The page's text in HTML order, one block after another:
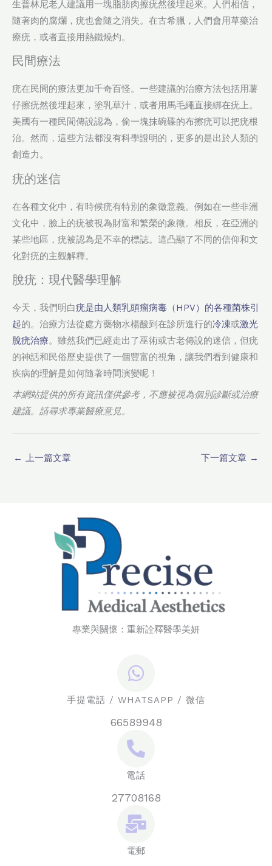
生普林尼老人建議用一塊脂肪肉擦疣然後埋起來。人們相信，
隨著肉的腐爛，疣也會隨之消失。在古希臘，人們會用草藥治
療疣，或者直接用熱鐵燒灼。
民間療法
疣在民間的療法更加千奇百怪。一些建議的治療方法包括用薯
仔擦疣然後埋起來，塗乳草汁，或者用馬毛繩直接綁在疣上。
美國有一種民間傳說認為，偷一塊抹碗碟的布擦疣可以把疣根
治。然而，這些方法都沒有科學證明的，更多的是出於人類的
創造力。
疣的迷信
在各種文化中，有時候疣有特別的象徵意義。例如在一些非洲
文化中，臉上的疣被視為財富和繁榮的象徵。相反，在亞洲的
某些地區，疣被認為是不幸的標誌。這凸顯了不同的信仰和文
化對疣的主觀解釋。
脫疣：現代醫學理解
今天，我們明白疣是由人類乳頭瘤病毒（HPV）的各種菌株引
起的。治療方法從處方藥物水楊酸到在診所進行的冷凍或激光
脫疣治療。雖然我們已經走出了巫術或古老傳說的迷信，但疣
的神話和民俗歷史提供了一個豐富的視角，讓我們看到健康和
疾病的理解是如何隨著時間演變呢！
本網站提供的所有資訊僅供參考，不應被視為個別診斷或治療
建議。請尋求專業醫療意見。
← 上一篇文章 下一篇文章 →
專業與關懷：重新詮釋醫學美妍
手提電話 / WHATSAPP / 微信
66589948
電話
27708168
電郵